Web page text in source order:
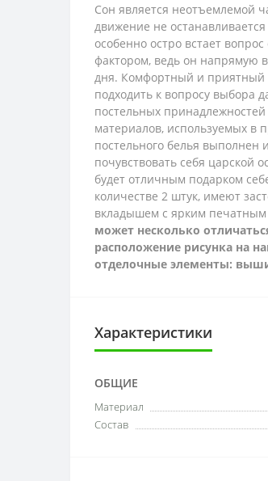
Сон является неотъемлемой
движение не
особенно остро встает
фактором, ведь он напрямую
дня. Комфортный и приятный
подходить к вопросу выбора
постельных
материалов, используемых в
постельного белья выполнен
почувствовать себя царской
будет отличным подарком
количестве 2 штук, имеют
вкладышем с ярким
может несколько
расположение рисунка на
отделочные элементы:
Характеристики
ОБЩИЕ
Материал
Состав